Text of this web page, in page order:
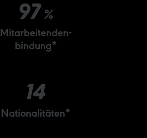
97 %
Mitarbeitenden-
bindung*
14
Nationalitäten*